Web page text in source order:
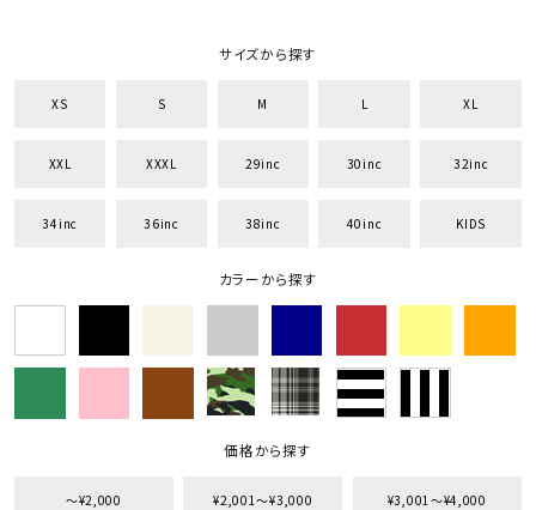
サイズから探す
XS S M L XL
XXL XXXL 29inc 30inc 32inc
34inc 36inc 38inc 40inc KIDS
カラーから探す
価格から探す
〜¥2,000 ¥2,001〜¥3,000 ¥3,001〜¥4,000